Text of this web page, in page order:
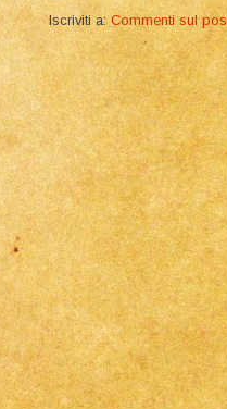
Iscriviti a:Commenti sul